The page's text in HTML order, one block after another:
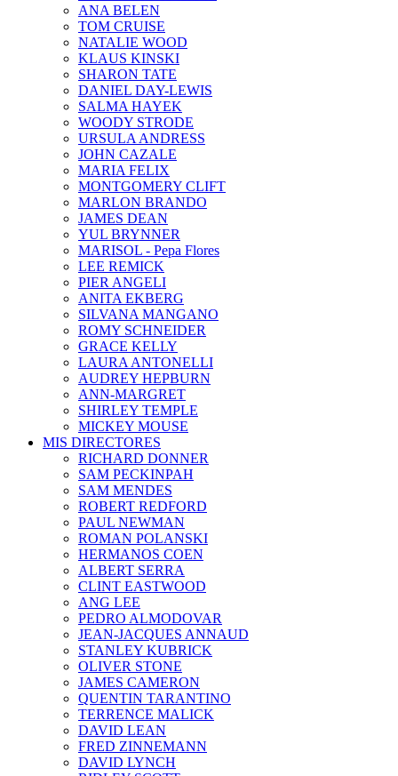
ANA BELEN
TOM CRUISE
NATALIE WOOD
KLAUS KINSKI
SHARON TATE
DANIEL DAY-LEWIS
SALMA HAYEK
WOODY STRODE
URSULA ANDRESS
JOHN CAZALE
MARIA FELIX
MONTGOMERY CLIFT
MARLON BRANDO
JAMES DEAN
YUL BRYNNER
MARISOL - Pepa Flores
LEE REMICK
PIER ANGELI
ANITA EKBERG
SILVANA MANGANO
ROMY SCHNEIDER
GRACE KELLY
LAURA ANTONELLI
AUDREY HEPBURN
ANN-MARGRET
SHIRLEY TEMPLE
MICKEY MOUSE
MIS DIRECTORES
RICHARD DONNER
SAM PECKINPAH
SAM MENDES
ROBERT REDFORD
PAUL NEWMAN
ROMAN POLANSKI
HERMANOS COEN
ALBERT SERRA
CLINT EASTWOOD
ANG LEE
PEDRO ALMODOVAR
JEAN-JACQUES ANNAUD
STANLEY KUBRICK
OLIVER STONE
JAMES CAMERON
QUENTIN TARANTINO
TERRENCE MALICK
DAVID LEAN
FRED ZINNEMANN
DAVID LYNCH